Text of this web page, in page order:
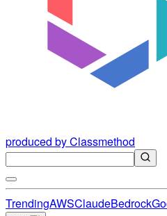
produced by Classmethod
TrendingAWSClaudeBedrock